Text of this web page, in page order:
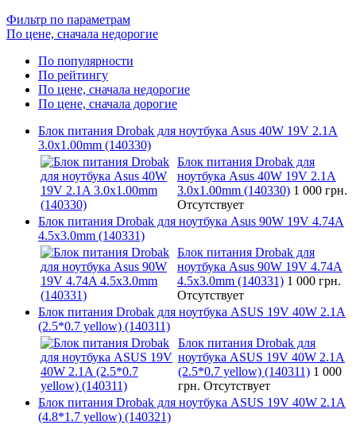
Фильтр по параметрам
По цене, сначала недорогие
По популярности
По рейтингу
По цене, сначала недорогие
По цене, сначала дорогие
Блок питания Drobak для ноутбука Asus 40W 19V 2.1A
3.0x1.00mm (140330)
Блок питания Drobak для
ноутбука Asus 40W 19V 2.1A
3.0x1.00mm (140330) 1 000 грн.
Отсутствует
Блок питания Drobak для ноутбука Asus 90W 19V 4.74A
4.5x3.0mm (140331)
Блок питания Drobak для
ноутбука Asus 90W 19V 4.74A
4.5x3.0mm (140331) 1 000 грн.
Отсутствует
Блок питания Drobak для ноутбука ASUS 19V 40W 2.1A
(2.5*0.7 yellow) (140311)
Блок питания Drobak для
ноутбука ASUS 19V 40W 2.1A
(2.5*0.7 yellow) (140311) 1 000
грн. Отсутствует
Блок питания Drobak для ноутбука ASUS 19V 40W 2.1A
(4.8*1.7 yellow) (140321)